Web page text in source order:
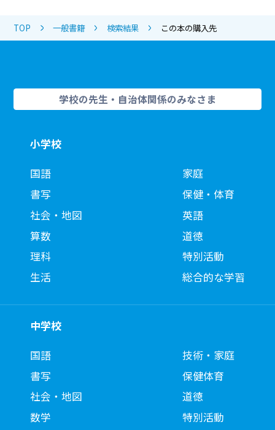
TOP 一般書籍 検索結果 この本の購入先
学校の先生・自治体関係のみなさま
小学校
国語
書写
社会・地図
算数
理科
生活
家庭
保健・体育
英語
道徳
特別活動
総合的な学習
中学校
国語
書写
社会・地図
数学
技術・家庭
保健体育
道徳
特別活動